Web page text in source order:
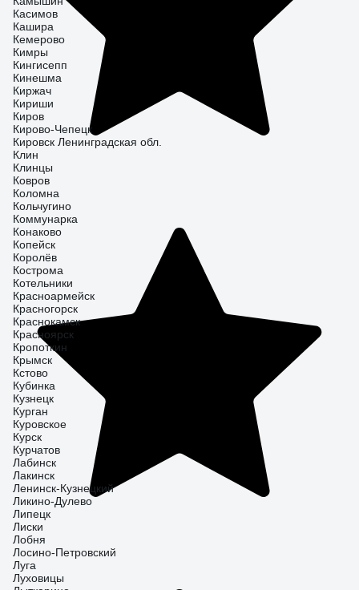
Касимов
Кашира
Кемерово
Кимры
Кингисепп
Кинешма
Киржач
Кириши
Киров
Кирово-Чепецк
Кировск Ленинградская обл.
Клин
Клинцы
Ковров
Коломна
Кольчугино
Коммунарка
Конаково
Копейск
Королёв
Кострома
Котельники
Красноармейск
Красногорск
Краснокамск
Красноярск
Кропоткин
Крымск
Кстово
Кубинка
Кузнецк
Курган
Куровское
Курск
Курчатов
Лабинск
Лакинск
Ленинск-Кузнецкий
Ликино-Дулево
Липецк
Лиски
Лобня
Лосино-Петровский
Луга
Луховицы